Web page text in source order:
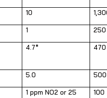
10
1 250
4.7* 470
5.0 500
1 ppm NO2 or 25
100